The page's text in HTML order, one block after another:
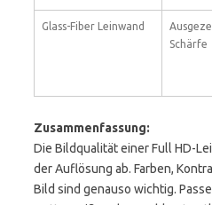
Glass-Fiber Leinwand
Schärfe
Zusammenfassung:
Die Bildqualität einer Full HD-
der Auflösung ab. Farben,
Bild sind genauso wichtig.